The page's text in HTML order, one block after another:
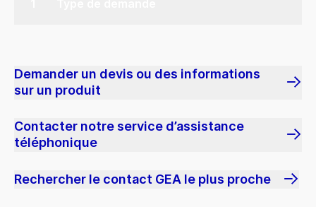
Demander un devis ou des informations
sur un produit
Contacter notre service d’assistance
téléphonique
Rechercher le contact GEA le plus proche